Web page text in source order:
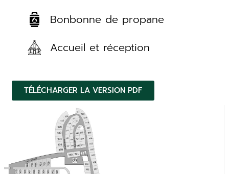
Bonbonne de propane
Accueil et réception
TÉLÉCHARGER LA VERSION PDF